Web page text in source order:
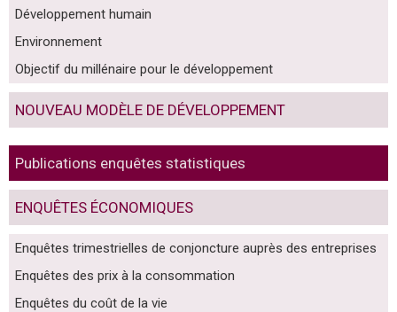
Développement humain
Environnement
Objectif du millénaire pour le développement
NOUVEAU MODÈLE DE DÉVELOPPEMENT
Publications enquêtes statistiques
ENQUÊTES ÉCONOMIQUES
Enquêtes trimestrielles de conjoncture auprès des entreprises
Enquêtes des prix à la consommation
Enquêtes du coût de la vie